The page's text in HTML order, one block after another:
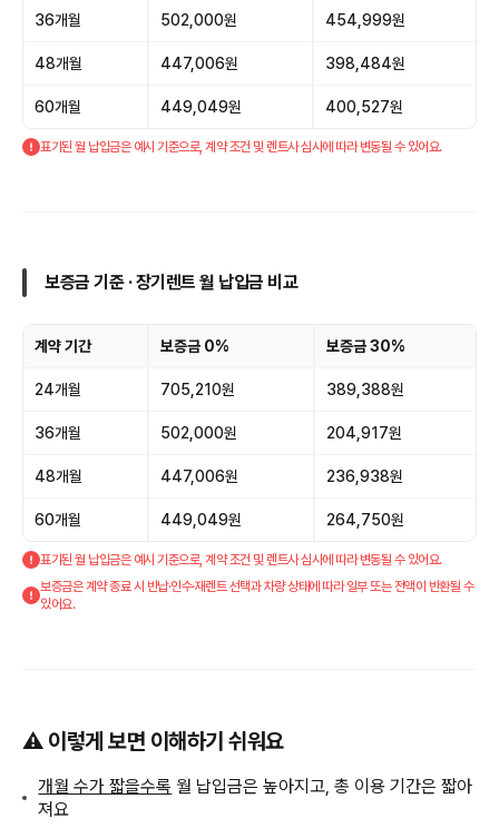
36개월 502,000원 454,999원
48개월 447,006원 398,484원
60개월 449,049원 400,527원
표기된 월 납입금은 예시 기준으로, 계약 조건 및 렌트사 심사에 따라 변동될 수 있어요.
보증금 기준 · 장기렌트 월 납입금 비교
계약 기간 보증금 0% 보증금 30%
24개월 705,210원 389,388원
36개월 502,000원 204,917원
48개월 447,006원 236,938원
60개월 449,049원 264,750원
표기된 월 납입금은 예시 기준으로, 계약 조건 및 렌트사 심사에 따라 변동될 수 있어요.
보증금은 계약 종료 시 반납·인수·재렌트 선택과 차량 상태에 따라 일부 또는 전액이 반환될 수
있어요.
⚠️ 이렇게 보면 이해하기 쉬워요
개월 수가 짧을수록 월 납입금은 높아지고, 총 이용 기간은 짧아
져요